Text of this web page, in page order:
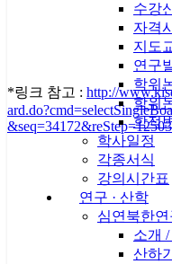
수강
자격
지도
연구
학위
학위
학적
학사일정
각종서식
강의시간표
연구 · 산학
심연북한연
소개
산하
*링크 참고 : http://